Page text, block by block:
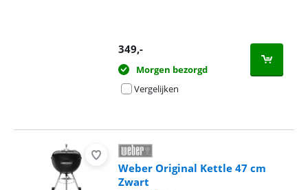
349,-
Morgen bezorgd
Vergelijken
Weber Original Kettle 47 cm
Zwart